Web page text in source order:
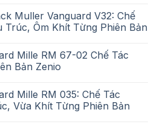
Muller Vanguard V32: Chế
Trúc, Ôm Khít Từng Phiên Bản
Mille RM 67-02 Chế Tác
Bản Zenio
Mille RM 035: Chế Tác
Vừa Khít Từng Phiên Bản